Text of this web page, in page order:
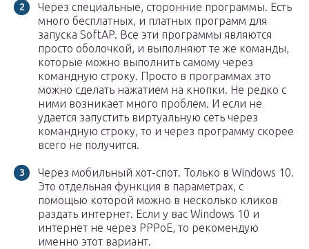
Через специальные, сторонние программы. Есть
много бесплатных, и платных программ для
запуска SoftAP. Все эти программы являются
просто оболочкой, и выполняют те же команды,
которые можно выполнить самому через
командную строку. Просто в программах это
можно сделать нажатием на кнопки. Не редко с
ними возникает много проблем. И если не
удается запустить виртуальную сеть через
командную строку, то и через программу скорее
всего не получится.
Через мобильный хот-спот. Только в Windows 10.
Это отдельная функция в параметрах, с
помощью которой можно в несколько кликов
раздать интернет. Если у вас Windows 10 и
интернет не через PPPoE, то рекомендую
именно этот вариант.